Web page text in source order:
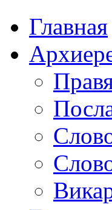
Главная